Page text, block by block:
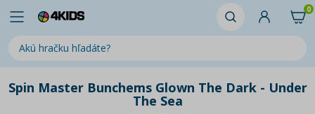
0
Spin Master Bunchems Glown The Dark - Under
The Sea